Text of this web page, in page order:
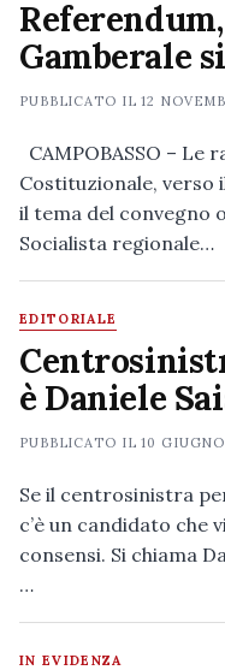
Gamberale
PUBBLICATO IL12
CAMPOBASSO –
Costituzionale, verso
il tema del convegno
Socialista regionale…
EDITORIALE
è Daniele
PUBBLICATO IL10
Se il centrosinistra
c’è un candidato che
consensi. Si chiama
…
IN EVIDENZA